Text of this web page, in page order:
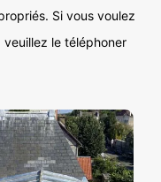
Si vous voulez
le téléphoner